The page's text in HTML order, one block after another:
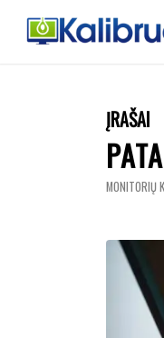
ĮRAŠAI
MONITORIŲ